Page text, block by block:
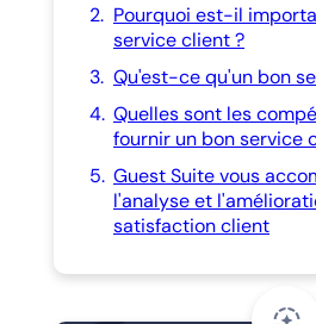
2. Pourquoi est-il
service client ?
3. Qu'est-ce qu'un bon
4. Quelles sont les
fournir un bon service
5. Guest Suite vous
l'analyse et
satisfaction client